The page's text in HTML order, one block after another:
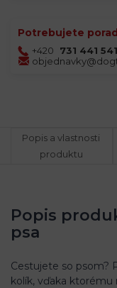
Potrebujete
+420
731 441 541
Popis a vlastnosti
produktu
Popis
psa
Cestujete so psom?
kolík, vďaka